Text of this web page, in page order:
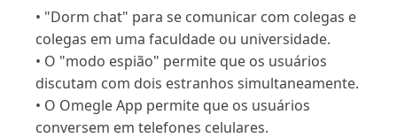
• "Dorm chat" para se comunicar com colegas e
colegas em uma faculdade ou universidade.
• O "modo espião" permite que os usuários
discutam com dois estranhos simultaneamente.
• O Omegle App permite que os usuários
conversem em telefones celulares.